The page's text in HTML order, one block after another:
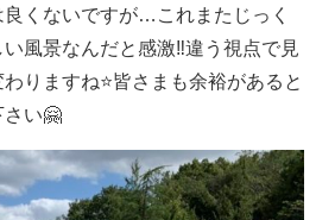
くないですが…これまたじっく
風景なんだと感激‼️違う視点で見
りますね⭐️皆さまも余裕があると
さい🤗